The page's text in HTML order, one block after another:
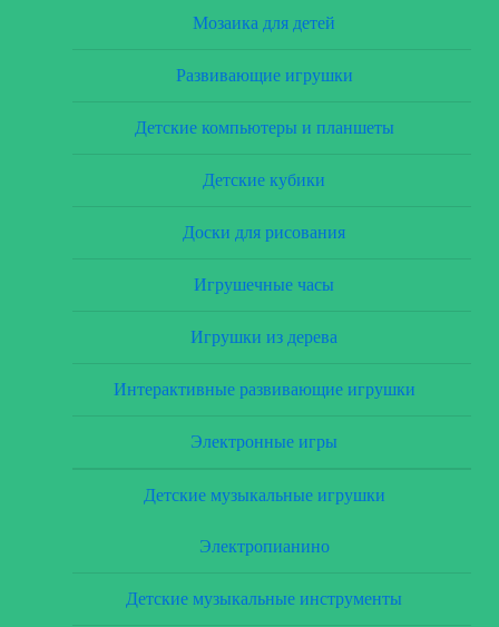
Мозаика для детей
Развивающие игрушки
Детские компьютеры и планшеты
Детские кубики
Доски для рисования
Игрушечные часы
Игрушки из дерева
Интерактивные развивающие игрушки
Электронные игры
Детские музыкальные игрушки
Электропианино
Детские музыкальные инструменты